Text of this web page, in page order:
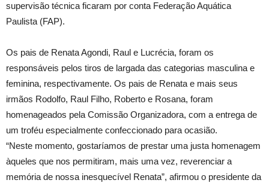
supervisão técnica ficaram por conta Federação Aquática
Paulista (FAP).
Os pais de Renata Agondi, Raul e Lucrécia, foram os
responsáveis pelos tiros de largada das categorias masculina e
feminina, respectivamente. Os pais de Renata e mais seus
irmãos Rodolfo, Raul Filho, Roberto e Rosana, foram
homenageados pela Comissão Organizadora, com a entrega de
um troféu especialmente confeccionado para ocasião.
“Neste momento, gostaríamos de prestar uma justa homenagem
àqueles que nos permitiram, mais uma vez, reverenciar a
memória de nossa inesquecível Renata”, afirmou o presidente da